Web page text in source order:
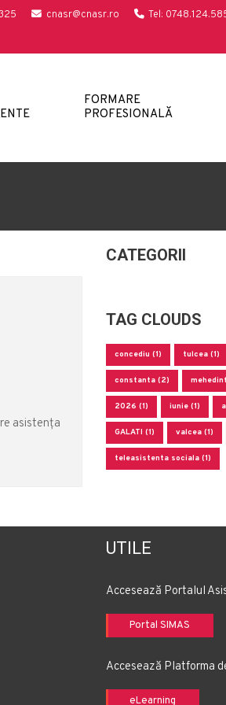
cnasr@cnasr.ro Tel:
FORMARE
PROFESIONALĂ
asistența
CATEGORII
TAG CLOUDS
concediu (1) tulcea (1)
constanta (2)
2026 (1) iunie (1)
GALATI (1) valcea (1)
teleasistenta sociala (1)
UTILE
Accesează Portalul
Portal SIMAS
Accesează Platforma
eLearning